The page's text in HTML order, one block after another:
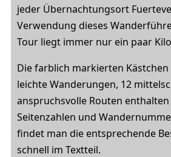
jeder Übernachtungsort
Verwendung dieses
Tour liegt immer nur ein paar
Die farblich markierten
leichte Wanderungen, 12
anspruchsvolle Routen
Seitenzahlen und
findet man die entsprechende
schnell im Textteil.